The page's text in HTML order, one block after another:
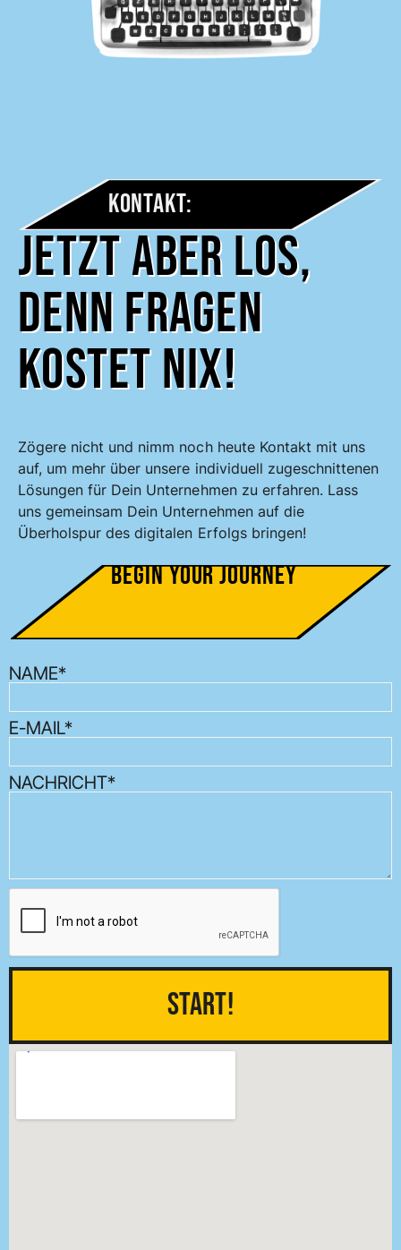
Kontakt:
Jetzt aber los,
denn Fragen
kostet nix!
Zögere nicht und nimm noch heute Kontakt mit uns
auf, um mehr über unsere individuell zugeschnittenen
Lösungen für Dein Unternehmen zu erfahren. Lass
uns gemeinsam Dein Unternehmen auf die
Überholspur des digitalen Erfolgs bringen!
Begin your Journey
NAME*
E-MAIL*
NACHRICHT*
Start!